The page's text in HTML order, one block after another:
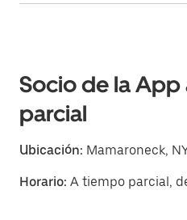
Socio de la
parcial
Ubicación: Mamaroneck,
Horario: A tiempo parcial,